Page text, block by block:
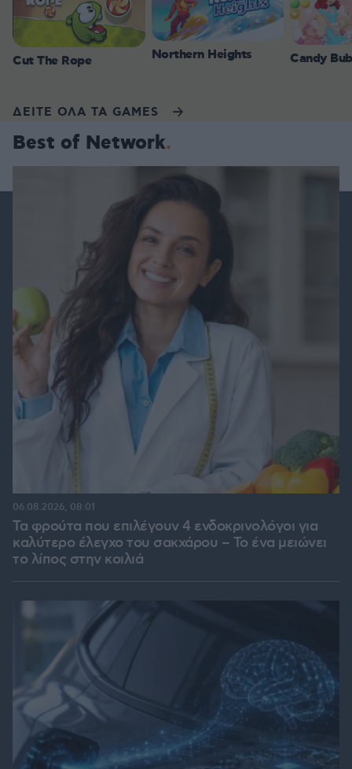
Cut The Rope Northern Heights Candy
ΔΕΙΤΕ ΟΛΑ ΤΑ GAMES
Best of Network
Τα φρούτα που επιλέγουν 4 ενδοκρινολόγοι για
καλύτερο έλεγχο του σακχάρου – Το ένα μειώνει
το λίπος στην κοιλιά
06.08.2026, 08:01